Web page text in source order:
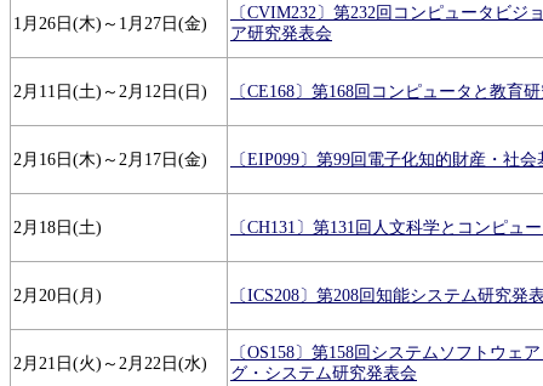
1月26日(木)～1月27日(金)
〔CVIM232〕第232回コンピュータビジ
ア研究発表会
2月11日(土)～2月12日(日) 〔CE168〕第168回コンピュータと教育
2月16日(木)～2月17日(金) 〔EIP099〕第99回電子化知的財産・社
2月18日(土) 〔CH131〕第131回人文科学とコンピュ
2月20日(月) 〔ICS208〕第208回知能システム研究発
2月21日(火)～2月22日(水)
〔OS158〕第158回システムソフトウェ
グ・システム研究発表会